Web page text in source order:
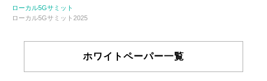
ローカル5Gサミット
ローカル5Gサミット2025
ホワイトペーパー一覧